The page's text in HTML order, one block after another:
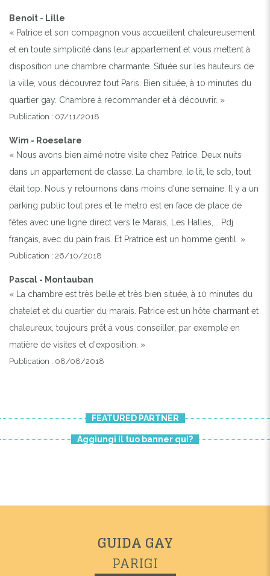
Benoit - Lille
« Patrice et son compagnon vous accueillent chaleureusement
et en toute simplicité dans leur appartement et vous mettent à
disposition une chambre charmante. Située sur les hauteurs de
la ville, vous découvrez tout Paris. Bien située, à 10 minutes du
quartier gay. Chambre à recommander et à découvrir. »
Publication : 07/11/2018
Wim - Roeselare
« Nous avons bien aimé notre visite chez Patrice. Deux nuits
dans un appartement de classe. La chambre, le lit, le sdb, tout
était top. Nous y retournons dans moins d'une semaine. Il y a un
parking public tout pres et le metro est en face de place de
fêtes avec une ligne direct vers le Marais, Les Halles,... Pdj
français, avec du pain frais. Et Pratrice est un homme gentil. »
Publication : 26/10/2018
Pascal - Montauban
« La chambre est très belle et très bien située, à 10 minutes du
chatelet et du quartier du marais. Patrice est un hôte charmant et
chaleureux, toujours prêt à vous conseiller, par exemple en
matière de visites et d'exposition. »
Publication : 08/08/2018
FEATURED PARTNER
Aggiungi il tuo banner qui?
GUIDA GAY
PARIGI